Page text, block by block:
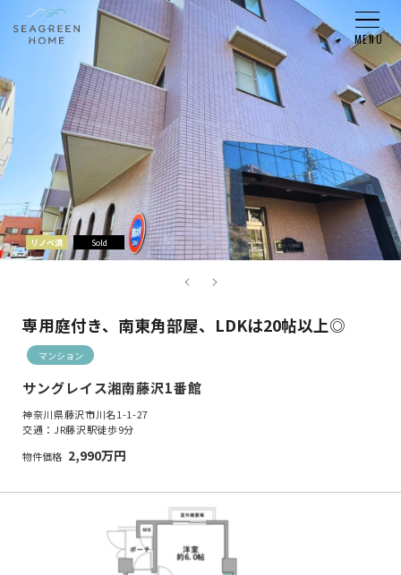
リノベ済 Sold
専用庭付き、南東角部屋、LDKは20帖以上◎
マンション
サングレイス湘南藤沢1番館
神奈川県藤沢市川名1-1-27
交通：JR藤沢駅徒歩9分
物件価格 2,990万円